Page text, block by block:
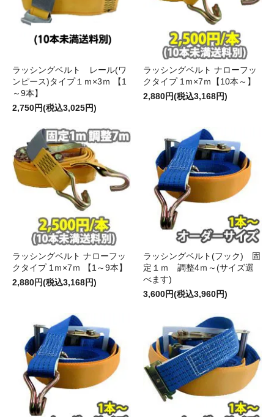
ラッシングベルト レール(ワ
ンピース)タイプ１ｍ×3ｍ 【1
～9本】
2,750円(税込3,025円)
ラッシングベルト ナローフッ
クタイプ 1ｍ×7ｍ【10本～】
2,880円(税込3,168円)
ラッシングベルト ナローフッ
クタイプ 1ｍ×7ｍ 【1～9本】
2,880円(税込3,168円)
ラッシングベルト(フック) 固
定１ｍ 調整4ｍ～(サイズ選
べます)
3,600円(税込3,960円)